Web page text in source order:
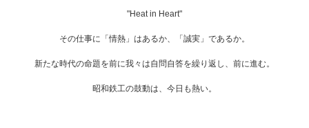
"Heat in Heart"
その仕事に「情熱」はあるか、「誠実」であるか。
新たな時代の命題を前に我々は自問自答を繰り返し、前に進む。
昭和鉄工の鼓動は、今日も熱い。